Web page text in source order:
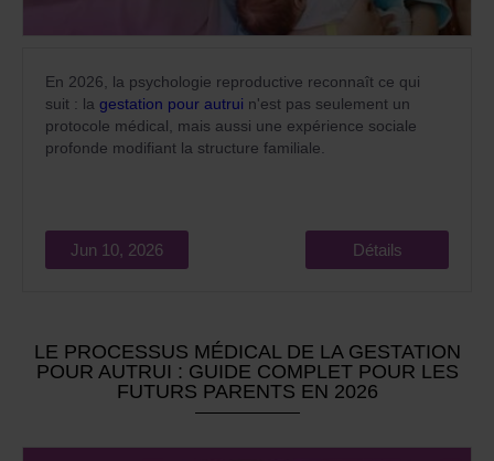
En 2026, la psychologie reproductive reconnaît ce qui
suit : la gestation pour autrui n'est pas seulement un
protocole médical, mais aussi une expérience sociale
profonde modifiant la structure familiale.
Jun 10, 2026 Détails
LE PROCESSUS MÉDICAL DE LA GESTATION
POUR AUTRUI : GUIDE COMPLET POUR LES
FUTURS PARENTS EN 2026